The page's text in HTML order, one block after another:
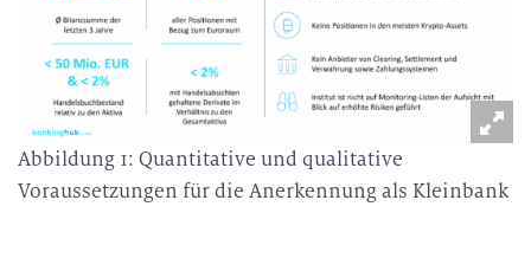
Abbildung 1: Quantitative und qualitative
Voraussetzungen für die Anerkennung als Kleinbank